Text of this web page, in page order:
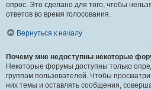
опрос. Это сделано для того, чтобы
ответов во время голосования.
Вернуться к началу
Почему мне недоступны некоторые
Некоторые форумы доступны только
группам пользователей. Чтобы
них темы и оставлять сообщения,